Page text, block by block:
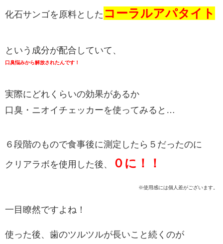
化石サンゴを原料とした コーラルアパタイト
という成分が配合していて、
口臭悩みから解放されたんです！
実際にどれくらいの効果があるか
口臭・ニオイチェッカーを使ってみると…
６段階のもので食事後に測定したら５だったのに
クリアラボを使用した後、
０に！！
※使用感には個人差がございます。
一目瞭然ですよね！
使った後、歯のツルツルが長いこと続くのが